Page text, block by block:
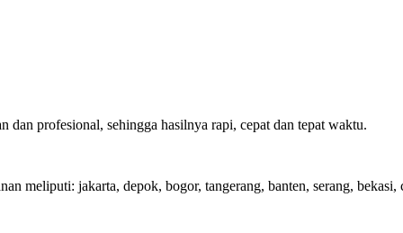
dan profesional, sehingga hasilnya rapi, cepat dan tepat waktu.
meliputi: jakarta, depok, bogor, tangerang, banten, serang,